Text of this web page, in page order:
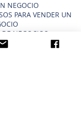
NEGOCIO
PARA VENDER UN
NEGOCIOS
EMPRESA